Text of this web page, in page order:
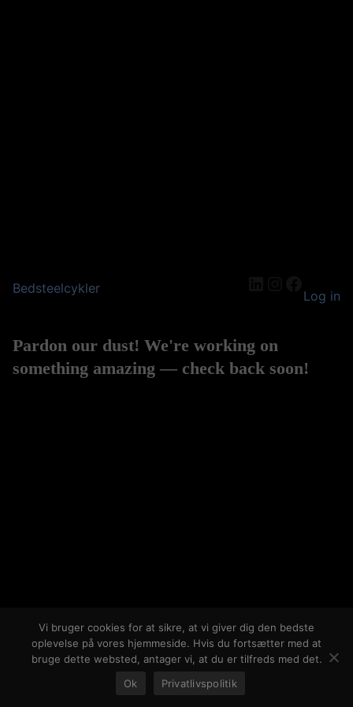
Bedsteelcykler
Log in
Pardon our dust! We're working on
something amazing — check back soon!
Vi bruger cookies for at sikre, at vi giver dig den bedste
oplevelse på vores hjemmeside. Hvis du fortsætter med at
bruge dette websted, antager vi, at du er tilfreds med det.
Ok
Privatlivspolitik